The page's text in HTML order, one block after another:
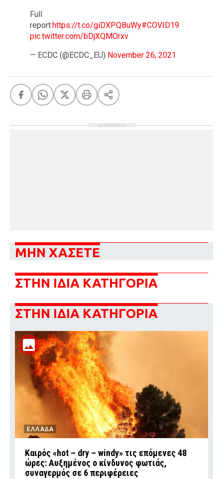
Full
report:https://t.co/giDXPQBuWy#COVID19
pic.twitter.com/bDjXQMOrxv
— ECDC (@ECDC_EU) November 26, 2021
ΔΙΑΦΗΜΙΣΗ
ΜΗΝ ΧΑΣΕΤΕ
ΣΤΗΝ ΙΔΙΑ ΚΑΤΗΓΟΡΙΑ
ΣΤΗΝ ΙΔΙΑ ΚΑΤΗΓΟΡΙΑ
ΕΛΛΑΔΑ
Καιρός «hot – dry – windy» τις επόμενες 48
ώρες: Αυξημένος ο κίνδυνος φωτιάς,
συναγερμός σε 6 περιφέρειες